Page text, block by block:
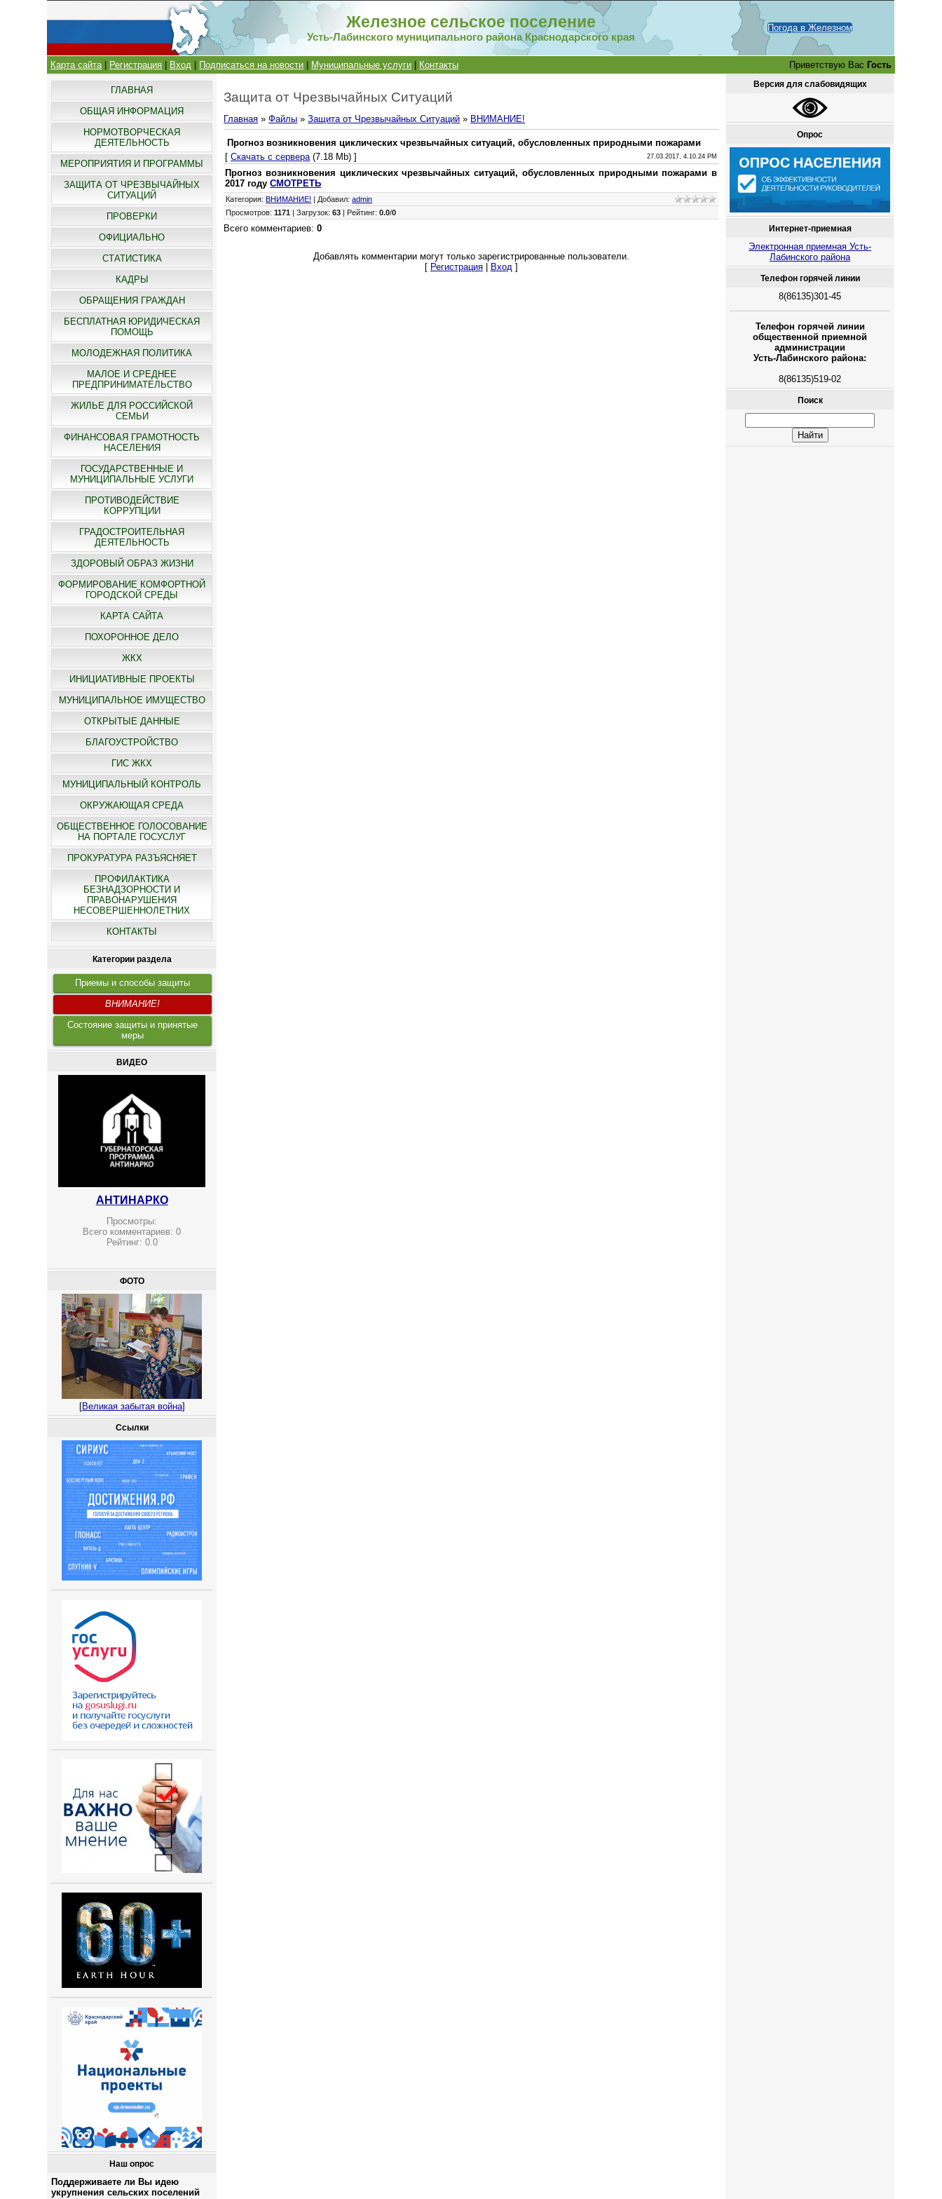
Железное сельское поселение
Усть-Лабинского муниципального района Краснодарского края
Погода в Железном
Карта сайта| Регистрация Вход Подписаться на новости Муниципальные услуги Контакты Приветствую Вас Гость
ГЛАВНАЯ
ОБЩАЯ ИНФОРМАЦИЯ
НОРМОТВОРЧЕСКАЯ
ДЕЯТЕЛЬНОСТЬ
МЕРОПРИЯТИЯ И ПРОГРАММЫ
ЗАЩИТА ОТ ЧРЕЗВЫЧАЙНЫХ
СИТУАЦИЙ
ПРОВЕРКИ
ОФИЦИАЛЬНО
СТАТИСТИКА
КАДРЫ
ОБРАЩЕНИЯ ГРАЖДАН
БЕСПЛАТНАЯ ЮРИДИЧЕСКАЯ
ПОМОЩЬ
МОЛОДЕЖНАЯ ПОЛИТИКА
МАЛОЕ И СРЕДНЕЕ
ПРЕДПРИНИМАТЕЛЬСТВО
ЖИЛЬЕ ДЛЯ РОССИЙСКОЙ
СЕМЬИ
ФИНАНСОВАЯ ГРАМОТНОСТЬ
НАСЕЛЕНИЯ
ГОСУДАРСТВЕННЫЕ И
МУНИЦИПАЛЬНЫЕ УСЛУГИ
ПРОТИВОДЕЙСТВИЕ
КОРРУПЦИИ
ГРАДОСТРОИТЕЛЬНАЯ
ДЕЯТЕЛЬНОСТЬ
ЗДОРОВЫЙ ОБРАЗ ЖИЗНИ
ФОРМИРОВАНИЕ КОМФОРТНОЙ
ГОРОДСКОЙ СРЕДЫ
КАРТА САЙТА
ПОХОРОННОЕ ДЕЛО
ЖКХ
ИНИЦИАТИВНЫЕ ПРОЕКТЫ
МУНИЦИПАЛЬНОЕ ИМУЩЕСТВО
ОТКРЫТЫЕ ДАННЫЕ
БЛАГОУСТРОЙСТВО
ГИС ЖКХ
МУНИЦИПАЛЬНЫЙ КОНТРОЛЬ
ОКРУЖАЮЩАЯ СРЕДА
ОБЩЕСТВЕННОЕ ГОЛОСОВАНИЕ
НА ПОРТАЛЕ ГОСУСЛУГ
ПРОКУРАТУРА РАЗЪЯСНЯЕТ
ПРОФИЛАКТИКА
БЕЗНАДЗОРНОСТИ И
ПРАВОНАРУШЕНИЯ
НЕСОВЕРШЕННОЛЕТНИХ
КОНТАКТЫ
Категории раздела
Приемы и способы защиты
ВНИМАНИЕ!
Состояние защиты и принятые
меры
ВИДЕО
АНТИНАРКО
Просмотры:
Всего комментариев:0
Рейтинг: 0.0
ФОТО
[Великая забытая война]
Ссылки
Наш опрос
Поддерживаете ли Вы идею
укрупнения сельских поселений
Защита от Чрезвычайных Ситуаций
Главная »Файлы »Защита от Чрезвычайных Ситуаций » ВНИМАНИЕ!
Прогноз возникновения циклических чрезвычайных ситуаций, обусловленных природными пожарами
[Скачать с сервера(7.18 Mb) ] 27.03.2017, 4.10.24 PM
Прогноз возникновения циклических чрезвычайных ситуаций, обусловленных природными пожарами в
2017 году СМОТРЕТЬ
Категория: ВНИМАНИЕ! Добавил:admin
Просмотров:1171 |Загрузок:63 Рейтинг:0.0/0
Всего комментариев:0
Добавлять комментарии могут только зарегистрированные пользователи.
[ Регистрация| Вход]
Версия для слабовидящих
Опрос
Интернет-приемная
Электронная приемная Усть-
Лабинского района
Телефон горячей линии
8(86135)301-45
Телефон горячей линии
общественной приемной
администрации
Усть-Лабинского района:
8(86135)519-02
Поиск